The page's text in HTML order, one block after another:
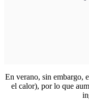
En verano, sin embargo,
el calor), por lo que